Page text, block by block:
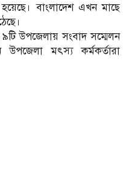
বাংলাদেশ এখন মাছে
উপজেলায় সংবাদ সম্মেলন
উপজেলা মৎস্য কর্মকর্তারা